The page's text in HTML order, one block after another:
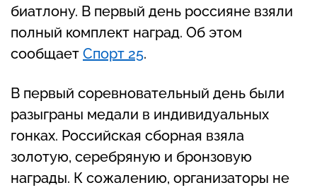
биатлону. В первый день россияне взяли
полный комплект наград. Об этом
сообщает Спорт 25.
В первый соревновательный день были
разыграны медали в индивидуальных
гонках. Российская сборная взяла
золотую, серебряную и бронзовую
награды. К сожалению, организаторы не